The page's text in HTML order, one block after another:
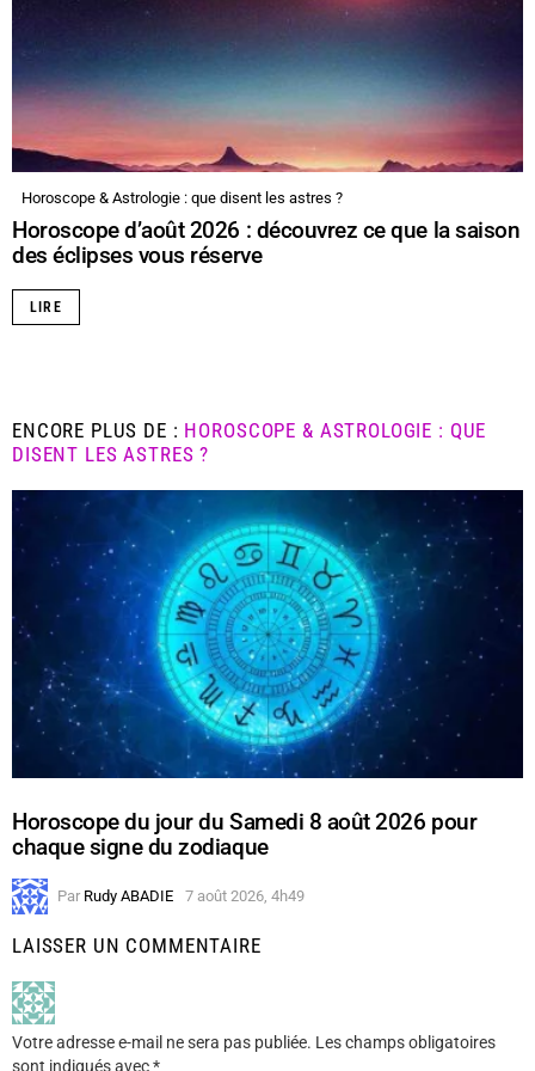
Horoscope & Astrologie : que disent les astres ?
Horoscope d’août 2026 : découvrez ce que la saison
des éclipses vous réserve
LIRE
ENCORE PLUS DE : HOROSCOPE & ASTROLOGIE : QUE
DISENT LES ASTRES ?
Horoscope du jour du Samedi 8 août 2026 pour
chaque signe du zodiaque
Par Rudy ABADIE 7 août 2026, 4h49
LAISSER UN COMMENTAIRE
Votre adresse e-mail ne sera pas publiée. Les champs obligatoires
sont indiqués avec*